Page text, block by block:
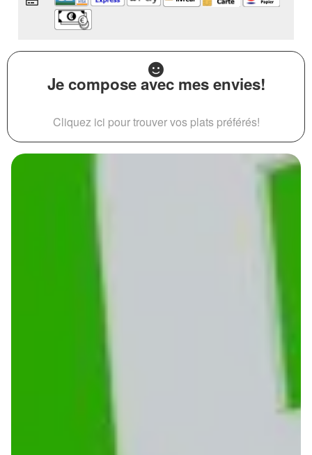
Je compose avec mes envies!
Cliquez ici pour trouver vos plats préférés!